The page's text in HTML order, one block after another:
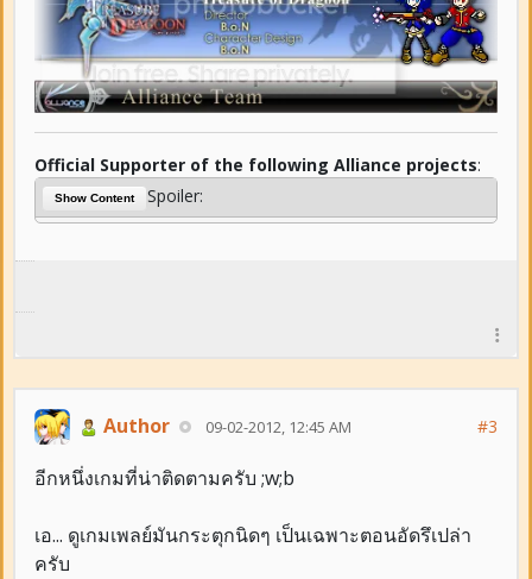
Official Supporter of the following Alliance projects:
Show Content Spoiler:
Author 09-02-2012, 12:45 AM #3
อีกหนึ่งเกมที่น่าติดตามครับ ;w;b
เอ... ดูเกมเพลย์มันกระตุกนิดๆ เป็นเฉพาะตอนอัดรึเปล่า
ครับ